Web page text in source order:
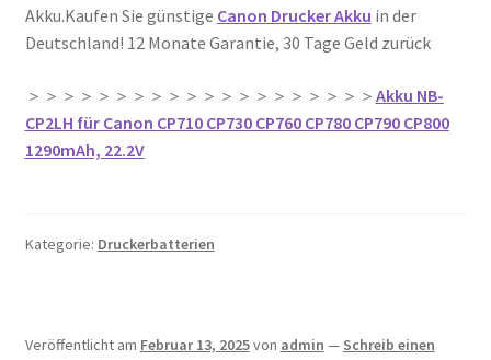
Akku.Kaufen Sie günstige Canon Drucker Akku in der
Deutschland! 12 Monate Garantie, 30 Tage Geld zurück
＞＞＞＞＞＞＞＞＞＞＞＞＞＞＞＞＞＞＞＞ Akku NB-
CP2LH für Canon CP710 CP730 CP760 CP780 CP790 CP800
1290mAh, 22.2V
Kategorie: Druckerbatterien
Veröffentlicht am Februar 13, 2025von admin — Schreib einen